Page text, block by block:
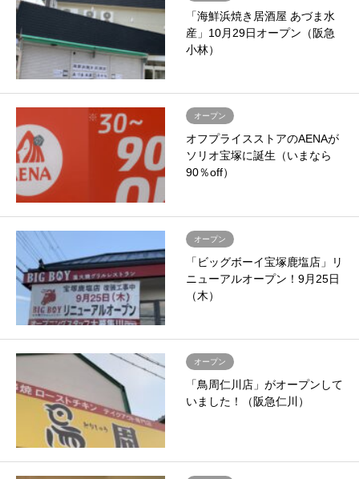
「海鮮浜焼き居酒屋 あづま水
産」10月29日オープン（阪急
小林）
オープン
オフプライスストアのAENAが
ソリオ宝塚に誕生（いまなら
90％off）
オープン
「ビッグボーイ宝塚鹿塩店」リ
ニューアルオープン！9月25日
（木）
オープン
「鳥周仁川店」がオープンして
いました！（阪急仁川）